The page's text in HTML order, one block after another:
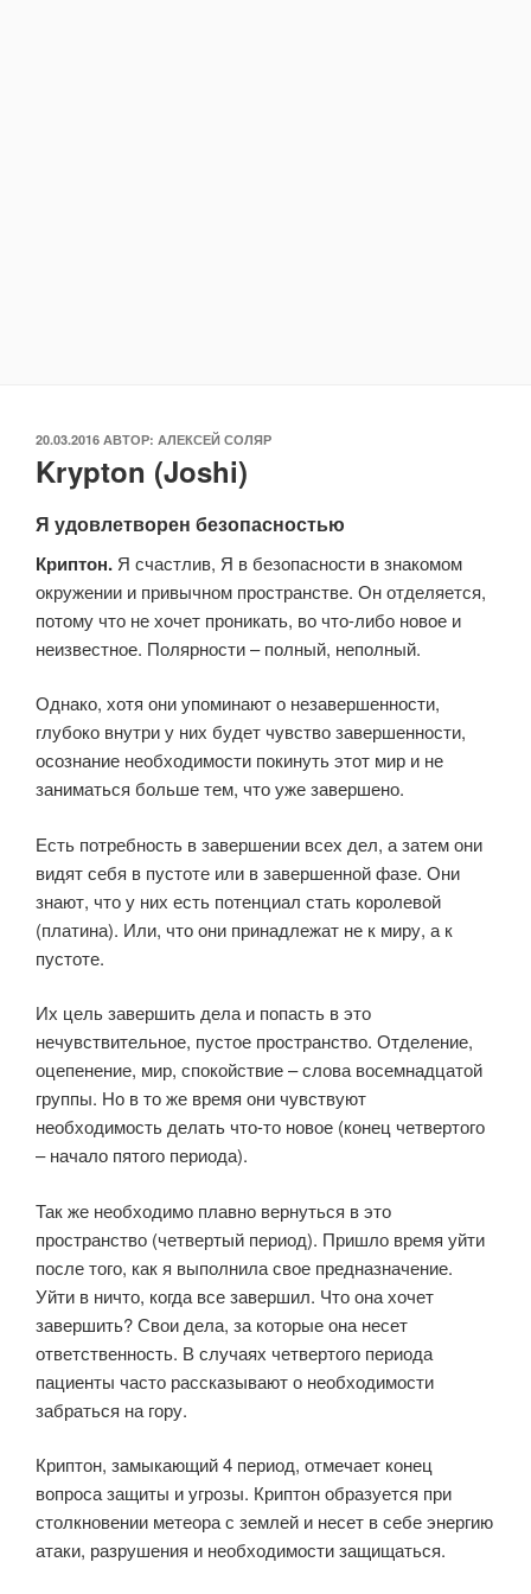
ОПУБЛИКОВАНО
20.03.2016 АВТОР: АЛЕКСЕЙ СОЛЯР
Krypton (Joshi)
Я удовлетворен безопасностью
Криптон. Я счастлив, Я в безопасности в знакомом
окружении и привычном пространстве. Он отделяется,
потому что не хочет проникать, во что-либо новое и
неизвестное. Полярности – полный, неполный.
Однако, хотя они упоминают о незавершенности,
глубоко внутри у них будет чувство завершенности,
осознание необходимости покинуть этот мир и не
заниматься больше тем, что уже завершено.
Есть потребность в завершении всех дел, а затем они
видят себя в пустоте или в завершенной фазе. Они
знают, что у них есть потенциал стать королевой
(платина). Или, что они принадлежат не к миру, а к
пустоте.
Их цель завершить дела и попасть в это
нечувствительное, пустое пространство. Отделение,
оцепенение, мир, спокойствие – слова восемнадцатой
группы. Но в то же время они чувствуют
необходимость делать что-то новое (конец четвертого
– начало пятого периода).
Так же необходимо плавно вернуться в это
пространство (четвертый период). Пришло время уйти
после того, как я выполнила свое предназначение.
Уйти в ничто, когда все завершил. Что она хочет
завершить? Свои дела, за которые она несет
ответственность. В случаях четвертого периода
пациенты часто рассказывают о необходимости
забраться на гору.
Криптон, замыкающий 4 период, отмечает конец
вопроса защиты и угрозы. Криптон образуется при
столкновении метеора с землей и несет в себе энергию
атаки, разрушения и необходимости защищаться.